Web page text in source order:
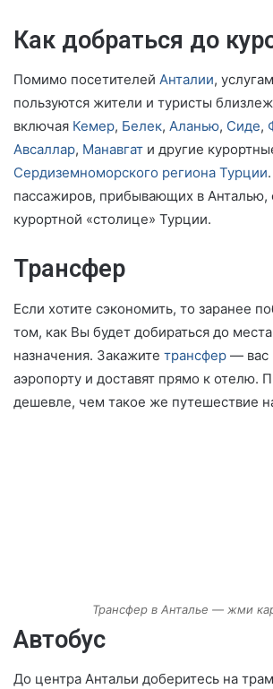
Как добраться до
Помимо посетителей Анталии,
пользуются жители и туристы
включая Кемер, Белек, Аланью, Сиде,
Авсаллар, Манавгат и другие
Сердиземноморского региона Турции
пассажиров, прибывающих в Анталью,
курортной «столице» Турции.
Трансфер
Если хотите сэкономить, то заранее
том, как Вы будет добираться до
назначения. Закажите трансфер — вас
аэропорту и доставят прямо к отелю.
дешевле, чем такое же путешествие
Трансфер в Анталье — жми
Автобус
До центра Антальи доберитесь на